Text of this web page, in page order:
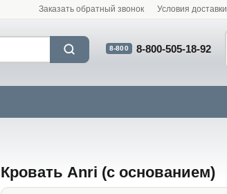
Заказать обратный звонок Условия доставки
8-800 8-800-505-18-92
Кровать Anri (с основанием)